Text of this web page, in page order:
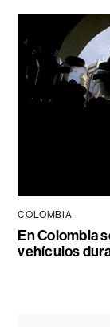
COLOMBIA
En Colombia
vehículos